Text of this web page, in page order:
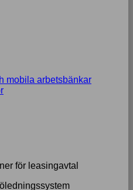
mobila arbetsbänkar
för leasingavtal